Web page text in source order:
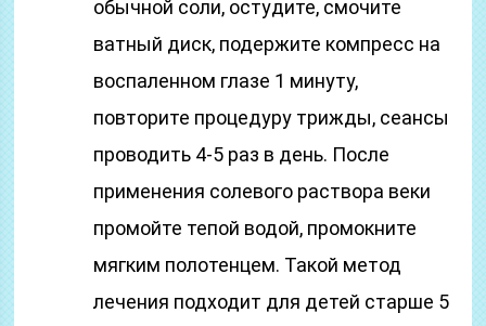
обычной соли, остудите, смочите
ватный диск, подержите компресс на
воспаленном глазе 1 минуту,
повторите процедуру трижды, сеансы
проводить 4-5 раз в день. После
применения солевого раствора веки
промойте тепой водой, промокните
мягким полотенцем. Такой метод
лечения подходит для детей старше 5